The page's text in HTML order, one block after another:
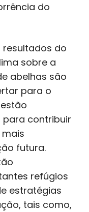
do
do
sobre a
abelhas são
para o
contribuir
futura.
refúgios
estratégias
tais como,